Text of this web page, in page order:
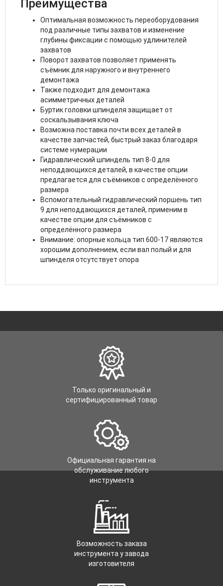
Преимущества
Оптимальная возможность переоборудования
под различные типы захватов и изменение
глубины фиксации с помощью удлинителей
захватов
Поворот захватов позволяет применять
съёмник для наружного и внутреннего
демонтажа
Также подходит для демонтажа
асимметричных деталей
Буртик головки шпинделя защищает от
соскальзывания ключа
Возможна поставка почти всех деталей в
качестве запчастей, быстрый заказ благодаря
системе нумерации
Гидравлический шпиндель тип 8-0 для
неподдающихся деталей, в качестве опции
предлагается для съёмников с определённого
размера
Вспомогательный гидравлический поршень тип
9 для неподдающихся деталей, применим в
качестве опции для съёмников с
определённого размера
Внимание: опорные кольца тип 600-17 являются
хорошим дополнением, если вал полый и для
шпинделя отсутствует опора
Только оригинальный и
сертифицированный товар
Официальная гарантия на
обслуживание любого
инструмента
Возможность заказа
инструмента у завода
изготовителя